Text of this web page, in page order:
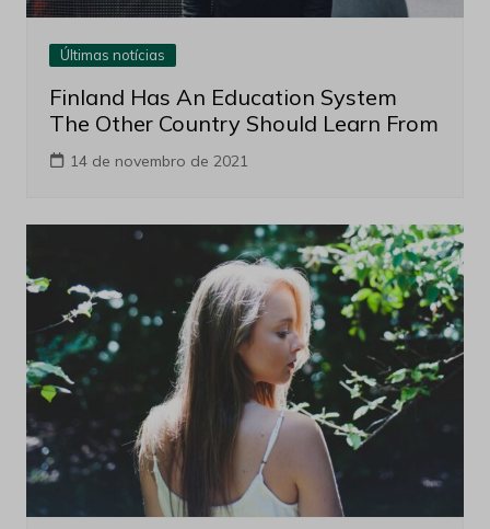
Últimas notícias
Finland Has An Education System
The Other Country Should Learn From
14 de novembro de 2021